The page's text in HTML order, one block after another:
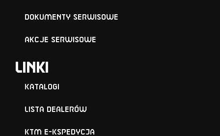
Dokumenty serwisowe
Akcje serwisowe
Linki
Katalogi
Lista Dealerów
KTM e-KSPEDYCJA